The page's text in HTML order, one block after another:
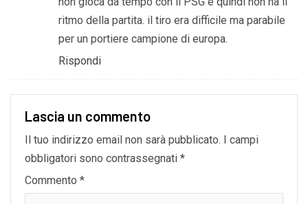
ritmo della partita. il tiro era difficile ma parabile
per un portiere campione di europa.
Rispondi
Lascia un commento
Il tuo indirizzo email non sarà pubblicato. I campi
obbligatori sono contrassegnati *
Commento *